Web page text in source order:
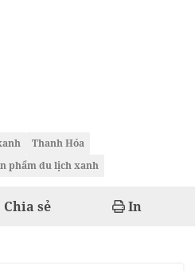
Thanh Hóa
phẩm du lịch xanh
Chia sẻ In